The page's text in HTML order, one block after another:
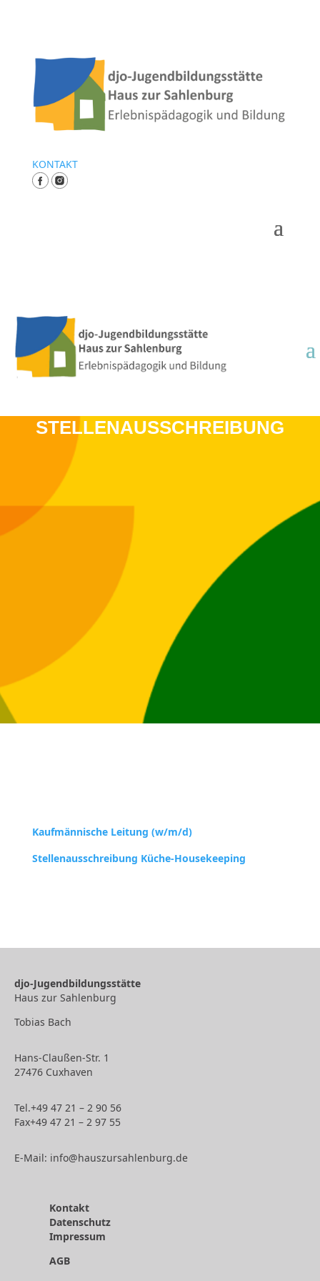
KONTAKT
STELLENAUSSCHREIBUNG
Kaufmännische Leitung (w/m/d)
Stellenausschreibung Küche-Housekeeping
djo-Jugendbildungsstätte
Haus zur Sahlenburg
Tobias Bach
Hans-Claußen-Str. 1
27476 Cuxhaven
Tel.+49 47 21 – 2 90 56
Fax+49 47 21 – 2 97 55
E-Mail: info@hauszursahlenburg.de
Kontakt
Datenschutz
Impressum
AGB